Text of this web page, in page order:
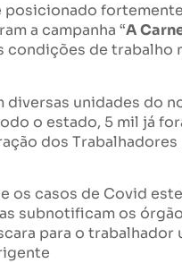
a campanha “A
condições de trabalho
unidades do
o estado, 5 mil já
dos
os casos de Covid
subnotificam os
para o trabalhador